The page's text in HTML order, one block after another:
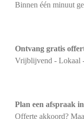
Binnen één minuut
Ontvang gratis
Vrijblijvend - Lokaal
Plan een afspraak in
Offerte akkoord?